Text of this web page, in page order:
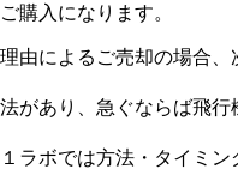
購入になります。
によるご売却の場合
があり、急ぐならば飛
ラボでは方法・タイミ